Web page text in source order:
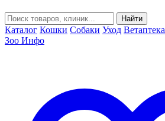
Найти
Каталог Кошки Собаки Уход Ветаптека
Зоо Инфо